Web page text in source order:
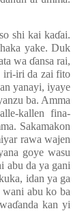
shi kai kaɗai.
yake. Duk
wa ɗansa rai,
iri-iri da zai fito
yanayi, iyaye
ba. Amma
kallen fina-
Sakamakon
rawa wajen
goye wasu
abu da ya gani
idan ya ga
wani abu ko ba
ɗanda kan yi